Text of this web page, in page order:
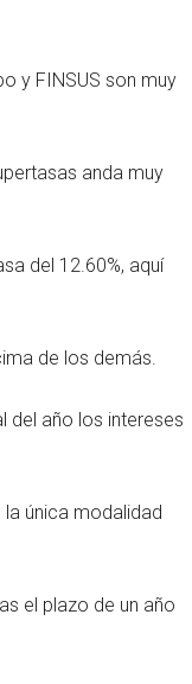
y FINSUS son muy
anda muy
del 12.60%, aquí
de los demás.
del año los intereses
única modalidad
el plazo de un año